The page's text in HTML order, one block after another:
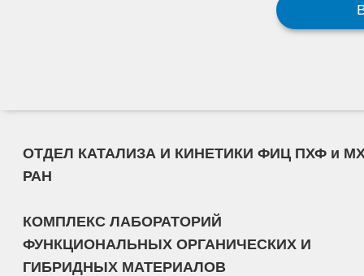
ОТДЕЛ КАТАЛИЗА И КИНЕТИКИ ФИЦ ПХФ и
РАН
КОМПЛЕКС ЛАБОРАТОРИЙ
ФУНКЦИОНАЛЬНЫХ ОРГАНИЧЕСКИХ И
ГИБРИДНЫХ МАТЕРИАЛОВ